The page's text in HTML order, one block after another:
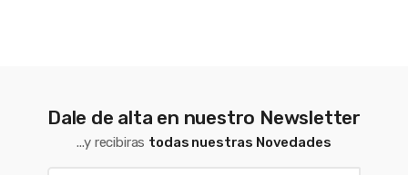
Dale de alta en nuestro Newsletter
...y recibiras todas nuestras Novedades